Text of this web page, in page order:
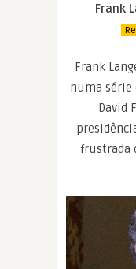
Frank
Frank
numa série
David
frustrada